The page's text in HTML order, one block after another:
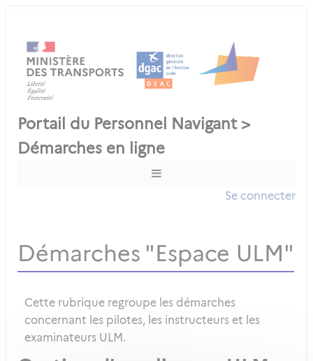
Se connecter
Démarches "Espace ULM"
Cette rubrique regroupe les démarches
concernant les pilotes, les instructeurs et les
examinateurs ULM.